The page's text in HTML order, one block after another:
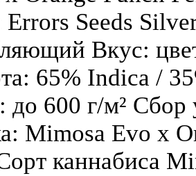
Errors Seeds
Вкус:
65% Indica /
600 г/м² Сбор
Mimosa Evo x
каннабиса